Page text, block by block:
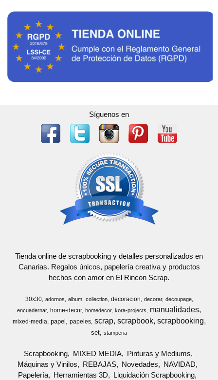
Síguenos en
Tienda online de scrapbooking y detalles personalizados en
Canarias. Regalos únicos, papelería creativa y productos
hechos con amor en El Rincon Scrap.
30x30 adornos album collection decoracion decorar
decoupage
encuadernar
home-decor homedecor kora-projects manualidades
mixed-media papel papeles scrap scrapbook scrapbooking
set stamperia
Scrapbooking MIXED MEDIA
Pinturas y Mediums
Máquinas y Vinilos
REBAJAS Novedades
NAVIDAD
Papelería
Herramientas 3D
Liquidación Scrapbooking